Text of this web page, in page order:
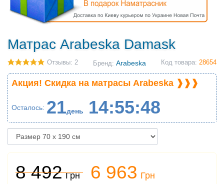
Матрас Arabeska Damask
Отзывы: 2 Бренд: Arabeska Код товара: 28654
Акция! Скидка на матрасы Arabeska ❱❱❱
Осталось 21день 14 55 47
8 492 Грн 6 963 Грн